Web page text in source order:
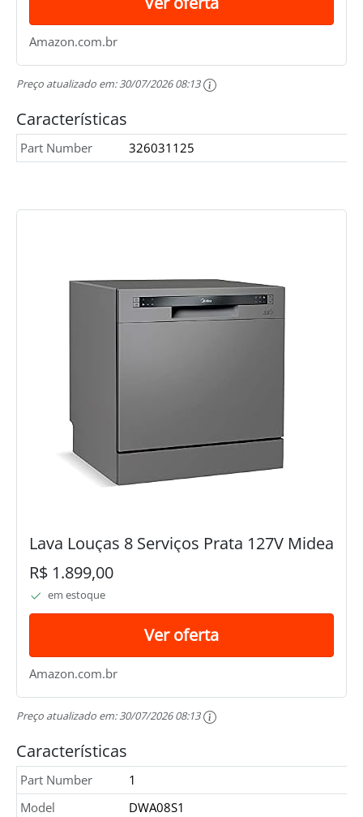
Amazon.com.br
Preço atualizado em:30/07/2026 08:13
Características
Part Number 326031125
Lava Louças 8 Serviços Prata 127V Midea
R$ 1.899,00
em estoque
Ver oferta
Amazon.com.br
Preço atualizado em:30/07/2026 08:13
Características
Part Number
1
Model
DWA08S1